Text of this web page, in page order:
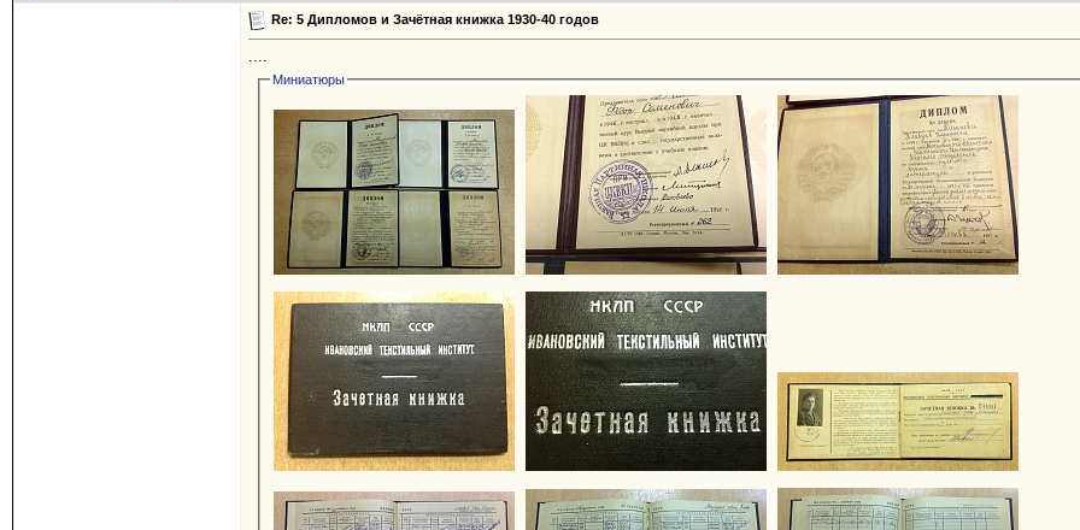
Re: 5 Дипломов и Зачётная книжка 1930-40 годов
....
Миниатюры